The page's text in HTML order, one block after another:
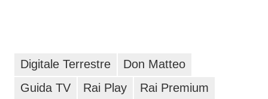
Digitale Terrestre
Don Matteo
Guida TV
Rai Play Rai Premium